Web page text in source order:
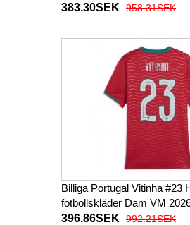
Kortärmad (+ Korta byxor)
383.30SEK 958.31SEK
Billiga Portugal Vitinha #23
fotbollskläder Dam VM
396.86SEK
992.21SEK